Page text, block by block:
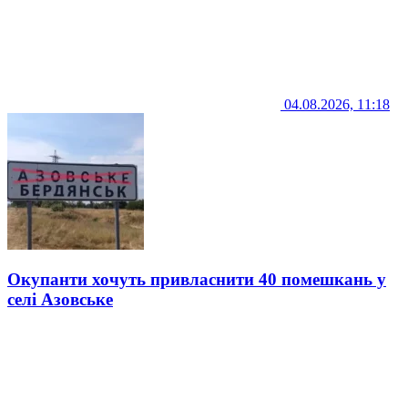
04.08.2026, 11:18
Окупанти хочуть привласнити 40 помешкань у
селі Азовське